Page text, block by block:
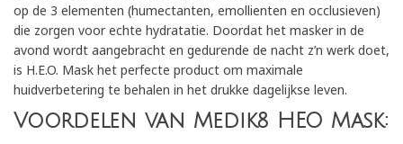
op de 3 elementen (humectanten, emollienten en occlusieven)
die zorgen voor echte hydratatie. Doordat het masker in de
avond wordt aangebracht en gedurende de nacht z’n werk doet,
is H.E.O. Mask het perfecte product om maximale
huidverbetering te behalen in het drukke dagelijkse leven.
Voordelen van Medik8 HEO Mask: